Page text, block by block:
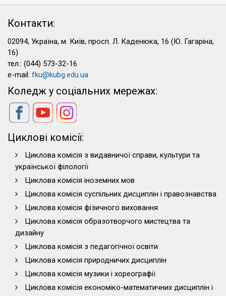
Контакти:
02094, Україна, м. Київ, просп. Л. Каденюка, 16 (Ю. Гагаріна,
16)
тел.: (044) 573-32-16
e-mail: fku@kubg.edu.ua
Коледж у соціальних мережах:
Циклові комісії:
Циклова комісія з видавничої справи, культури та
української філології
Циклова комісія іноземних мов
Циклова комісія суспільних дисциплін і правознавства
Циклова комісія фізичного виховання
Циклова комісія образотворчого мистецтва та
дизайну
Циклова комісія з педагогічної освіти
Циклова комісія природничих дисциплін
Циклова комісія музики і хореографії
Циклова комісія економіко-математичних дисциплін і